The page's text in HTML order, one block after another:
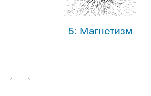
5: Магнетизм